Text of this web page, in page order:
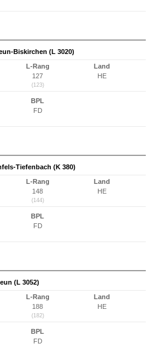
Biskirchen (L 3020)
L-Rang
127
(123)
Land
HE
BPL
FD
Tiefenbach (K 380)
L-Rang
148
(144)
Land
HE
BPL
FD
(L 3052)
L-Rang
188
(182)
Land
HE
BPL
FD